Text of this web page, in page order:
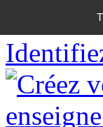
06 18